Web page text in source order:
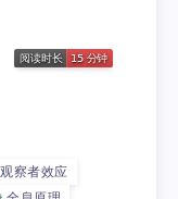
观察者效应